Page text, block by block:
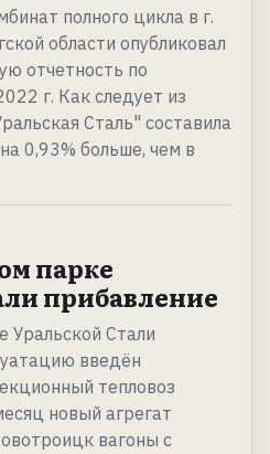
полного цикла в г.
области опубликовал
отчетность по
г. Как следует из
Сталь" составила
0,93% больше, чем в
парке
прибавление
Уральской Стали
введён
тепловоз
новый агрегат
вагоны с